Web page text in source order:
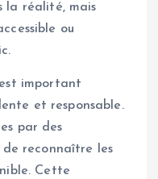
la réalité, mais
ou
important
et responsable.
par des
de reconnaître les
Cette